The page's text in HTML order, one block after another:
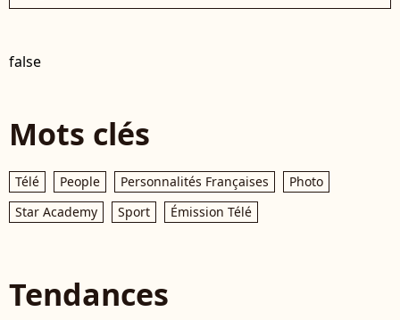
false
Mots clés
Télé People Personnalités Françaises
Photo
Star Academy
Sport Émission Télé
Tendances